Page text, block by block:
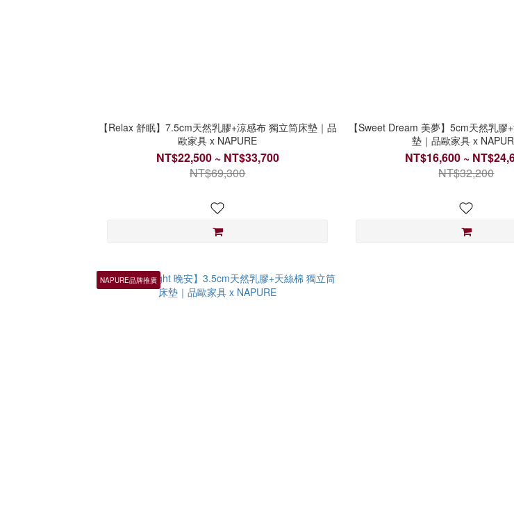
【Relax 舒眠】7.5cm天然乳膠+涼感布 獨立筒床墊｜品
歐家具 x NAPURE
NT$22,500 ~ NT$33,700
NT$69,300
【Sweet Dream 美夢】5cm天然乳膠
墊｜品歐家具 x
NT$16,600 ~
NT$32,200
NAPURE品牌推廣